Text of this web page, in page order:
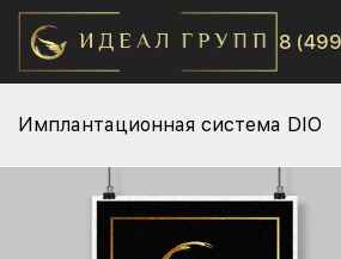
8
Имплантационная система DIO